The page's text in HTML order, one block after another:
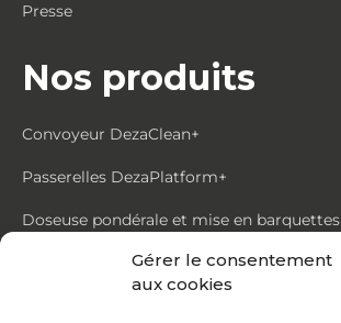
Gérer le consentement
aux cookies
Presse
Nos produits
Convoyeur DezaClean+
Passerelles DezaPlatform+
Doseuse pondérale et mise en barquettes
Trémie mouvante DezaMouv+